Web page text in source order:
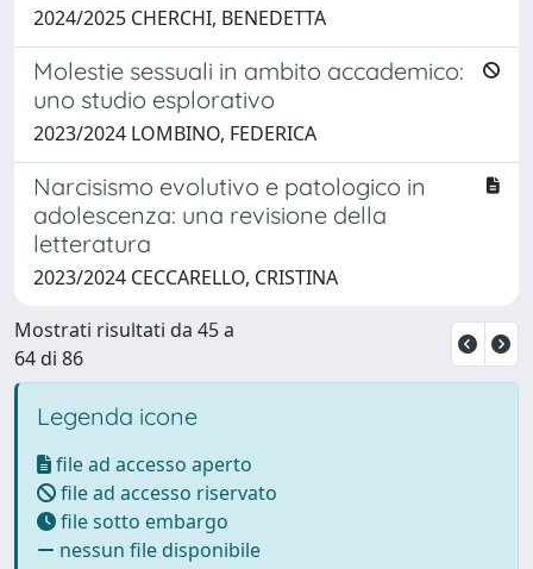
2024/2025 CHERCHI, BENEDETTA
Molestie sessuali in ambito accademico:
uno studio esplorativo
2023/2024 LOMBINO, FEDERICA
Narcisismo evolutivo e patologico in
adolescenza: una revisione della
letteratura
2023/2024 CECCARELLO, CRISTINA
Mostrati risultati da 45 a
64 di 86
Legenda icone
file ad accesso aperto
file ad accesso riservato
file sotto embargo
nessun file disponibile